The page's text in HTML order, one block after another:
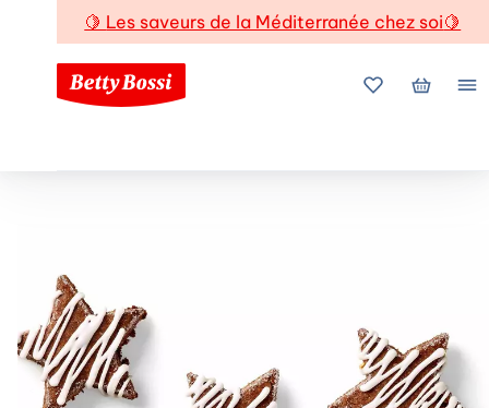
🍋 Les saveurs de la Méditerranée chez soi🍋
Mes favoris
Mon